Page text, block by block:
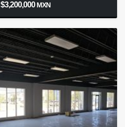
$3,200,000MXN